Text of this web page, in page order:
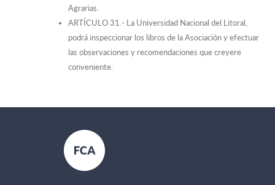
Agrarias.
ARTÍCULO 31.- La Universidad Nacional del Litoral,
podrá inspeccionar los libros de la Asociación y efectuar
las observaciones y recomendaciones que creyere
conveniente.